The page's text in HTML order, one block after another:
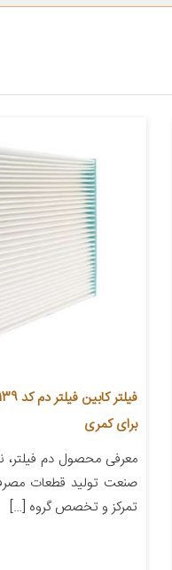
برای کمری
معرفی محصول دم فیلتر،
صنعت تولید قطعات
تمرکز و تخصص گروه […]